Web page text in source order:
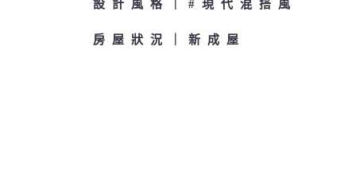
設計風格 #現代混搭風
房屋狀況 新成屋